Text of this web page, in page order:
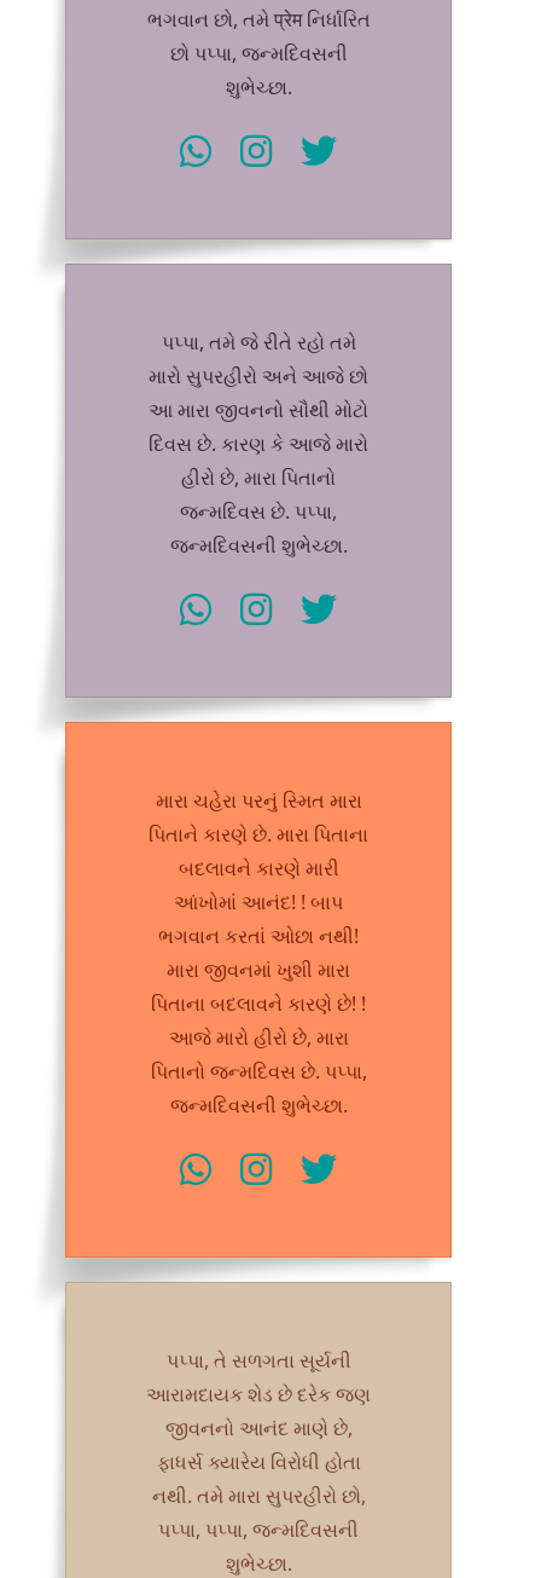
ભગવાન છો, તમે प्रेम નિર્ધારિત
છો પપ્પા, જન્મદિવસની
શુભેચ્છા.
પપ્પા, તમે જે રીતે રહો તમે
મારો સુપરહીરો અને આજે છો
આ મારા જીવનનો સૌથી મોટો
દિવસ છે. કારણ કે આજે મારો
હીરો છે, મારા પિતાનો
જન્મદિવસ છે. પપ્પા,
જન્મદિવસની શુભેચ્છા.
મારા ચહેરા પરનું સ્મિત મારા
પિતાને કારણે છે. મારા પિતાના
બદલાવને કારણે મારી
આંખોમાં આનંદ! ! બાપ
ભગવાન કરતાં ઓછા નથી!
મારા જીવનમાં ખુશી મારા
પિતાના બદલાવને કારણે છે! !
આજે મારો હીરો છે, મારા
પિતાનો જન્મદિવસ છે. પપ્પા,
જન્મદિવસની શુભેચ્છા.
પપ્પા, તે સળગતા સૂર્યની
આરામદાયક શેડ છે દરેક જણ
જીવનનો આનંદ માણે છે,
ફાધર્સ ક્યારેય વિરોધી હોતા
નથી. તમે મારા સુપરહીરો છો,
પપ્પા, પપ્પા, જન્મદિવસની
શુભેચ્છા.